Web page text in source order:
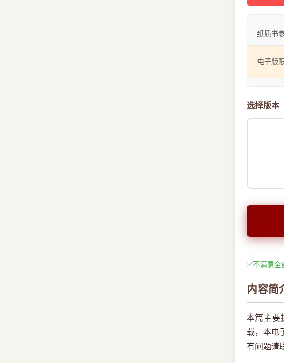
纸质书
电子版
选择版本
✅不满意全
内容简
本篇主要
载，本电
有问题请